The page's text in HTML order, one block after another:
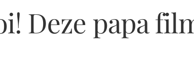
Deze papa